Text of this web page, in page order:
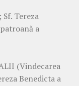
Sf. Tereza
a
(Vindecarea
Benedicta a